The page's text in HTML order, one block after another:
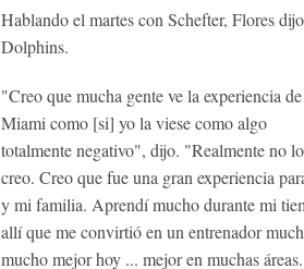
Hablando el martes con Schefter, Flores
Dolphins.
"Creo que mucha gente ve la experiencia de
Miami como [si] yo la viese como algo
totalmente negativo", dijo. "Realmente no lo
creo. Creo que fue una gran experiencia
y mi familia. Aprendí mucho durante mi
allí que me convirtió en un entrenador
mucho mejor hoy ... mejor en muchas